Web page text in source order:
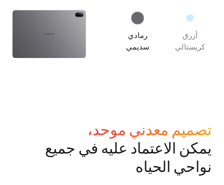
أزرق
كريستالي
رمادي
سديمي
تصميم معدني موحد،
يمكن الاعتماد عليه في جميع
نواحي الحياه